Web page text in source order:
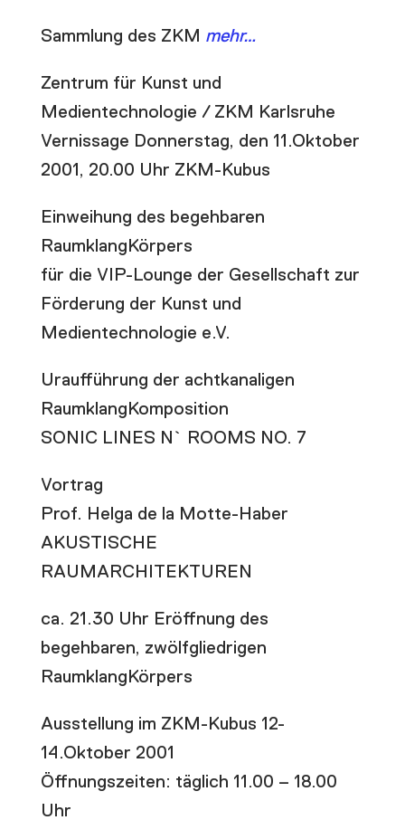
Sammlung des ZKM mehr…
Zentrum für Kunst und
Medientechnologie / ZKM Karlsruhe
Vernissage Donnerstag, den 11.Oktober
2001, 20.00 Uhr ZKM-Kubus
Einweihung des begehbaren
RaumklangKörpers
für die VIP-Lounge der Gesellschaft zur
Förderung der Kunst und
Medientechnologie e.V.
Uraufführung der achtkanaligen
RaumklangKomposition
SONIC LINES N` ROOMS NO. 7
Vortrag
Prof. Helga de la Motte-Haber
AKUSTISCHE
RAUMARCHITEKTUREN
ca. 21.30 Uhr Eröffnung des
begehbaren, zwölfgliedrigen
RaumklangKörpers
Ausstellung im ZKM-Kubus 12-
14.Oktober 2001
Öffnungszeiten: täglich 11.00 – 18.00
Uhr